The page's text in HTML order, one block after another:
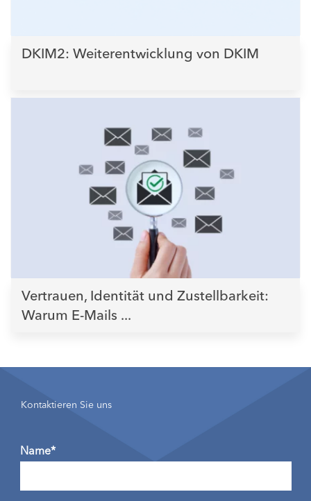
DKIM2: Weiterentwicklung von DKIM
Vertrauen, Identität und Zustellbarkeit:
Warum E-Mails ...
Kontaktieren Sie uns
Name*